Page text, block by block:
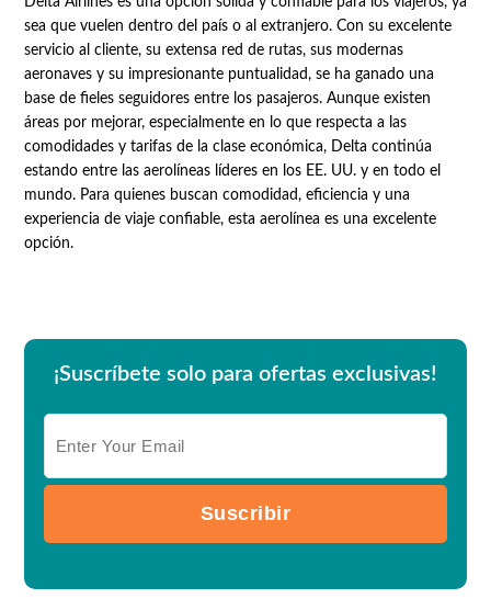
sea que vuelen dentro del país o al extranjero. Con su excelente
servicio al cliente, su extensa red de rutas, sus modernas
aeronaves y su impresionante puntualidad, se ha ganado una
base de fieles seguidores entre los pasajeros. Aunque existen
áreas por mejorar, especialmente en lo que respecta a las
comodidades y tarifas de la clase económica, Delta continúa
estando entre las aerolíneas líderes en los EE. UU. y en todo el
mundo. Para quienes buscan comodidad, eficiencia y una
experiencia de viaje confiable, esta aerolínea es una excelente
opción.
¡Suscríbete solo para ofertas exclusivas!
Suscribir